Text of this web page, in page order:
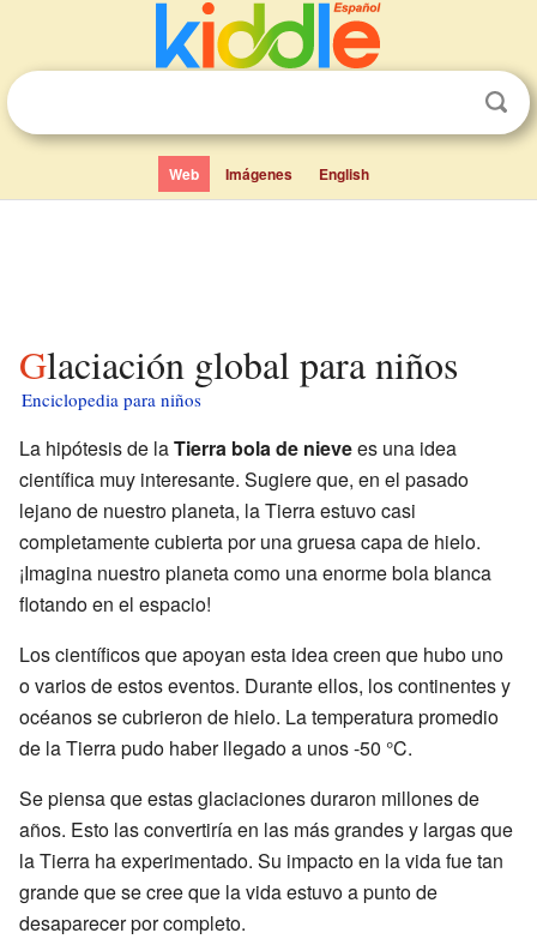
Web Imágenes English
Glaciación global para niños
Enciclopedia para niños
La hipótesis de laTierra bola de nievees una idea
científica muy interesante. Sugiere que, en el pasado
lejano de nuestro planeta, la Tierra estuvo casi
completamente cubierta por una gruesa capa de hielo.
¡Imagina nuestro planeta como una enorme bola blanca
flotando en el espacio!
Los científicos que apoyan esta idea creen que hubo uno
o varios de estos eventos. Durante ellos, los continentes y
océanos se cubrieron de hielo. La temperatura promedio
de la Tierra pudo haber llegado a unos -50 °C.
Se piensa que estas glaciaciones duraron millones de
años. Esto las convertiría en las más grandes y largas que
la Tierra ha experimentado. Su impacto en la vida fue tan
grande que se cree que la vida estuvo a punto de
desaparecer por completo.